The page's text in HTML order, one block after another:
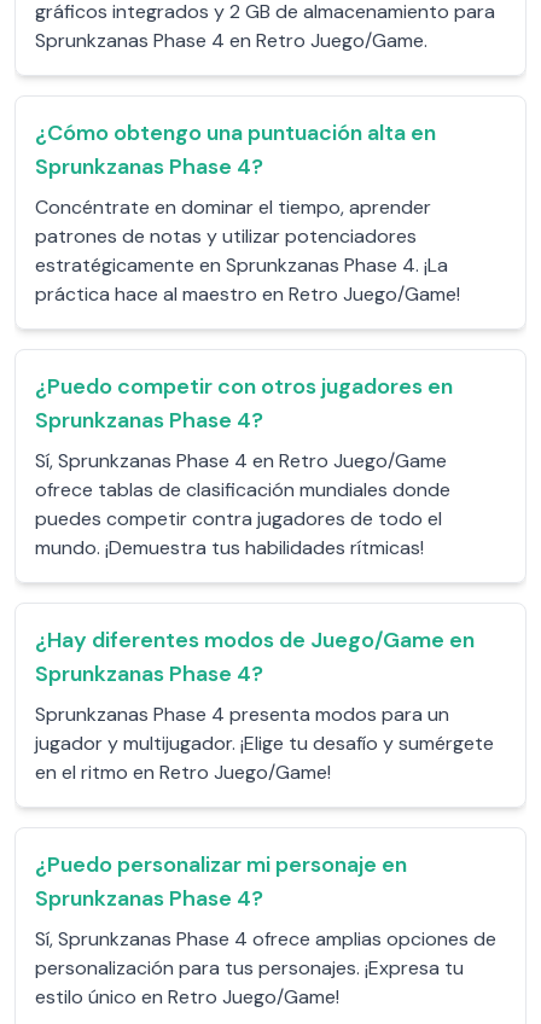
gráficos integrados y 2 GB de almacenamiento para
Sprunkzanas Phase 4 en Retro Juego/Game.
¿Cómo obtengo una puntuación alta en
Sprunkzanas Phase 4?
Concéntrate en dominar el tiempo, aprender
patrones de notas y utilizar potenciadores
estratégicamente en Sprunkzanas Phase 4. ¡La
práctica hace al maestro en Retro Juego/Game!
¿Puedo competir con otros jugadores en
Sprunkzanas Phase 4?
Sí, Sprunkzanas Phase 4 en Retro Juego/Game
ofrece tablas de clasificación mundiales donde
puedes competir contra jugadores de todo el
mundo. ¡Demuestra tus habilidades rítmicas!
¿Hay diferentes modos de Juego/Game en
Sprunkzanas Phase 4?
Sprunkzanas Phase 4 presenta modos para un
jugador y multijugador. ¡Elige tu desafío y sumérgete
en el ritmo en Retro Juego/Game!
¿Puedo personalizar mi personaje en
Sprunkzanas Phase 4?
Sí, Sprunkzanas Phase 4 ofrece amplias opciones de
personalización para tus personajes. ¡Expresa tu
estilo único en Retro Juego/Game!